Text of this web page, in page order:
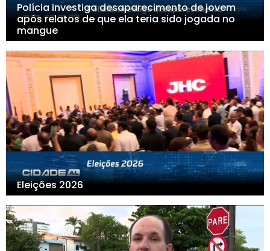
Polícia investiga desaparecimento de jovem
após relatos de que ela teria sido jogada no
mangue
Eleições 2026